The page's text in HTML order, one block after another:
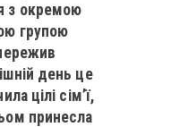
з окремою
групою
день це
цілі сім’ї,
принесла